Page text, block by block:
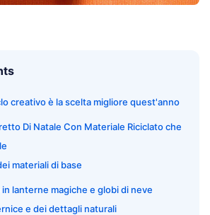
creativo è la scelta migliore quest'anno
Di Natale Con Materiale Riciclato che
materiali di base
lanterne magiche e globi di neve
e dei dettagli naturali